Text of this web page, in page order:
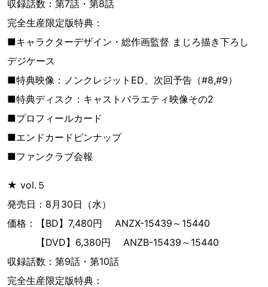
収録話数：第7話・第8話
完全生産限定版特典：
■キャラクターデザイン・総作画監督 まじろ描き下ろし
デジケース
■特典映像：ノンクレジットED、次回予告（#8,#9）
■特典ディスク：キャストバラエティ映像その2
■プロフィールカード
■エンドカードピンナップ
■ファンクラブ会報
★ vol.５
発売日：8月30日（水）
価格：【BD】7,480円 ANZX-15439～15440
【DVD】6,380円 ANZB-15439～15440
収録話数：第9話・第10話
完全生産限定版特典：